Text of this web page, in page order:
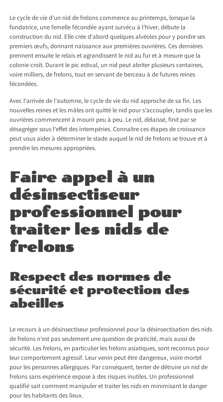
Le cycle de vie d’un nid de frelons commence au printemps, lorsque la
fondatrice, une femelle fécondée ayant survécu à l’hiver, débute la
construction du nid. Elle crée d’abord quelques alvéoles pour y pondre ses
premiers œufs, donnant naissance aux premières ouvrières. Ces dernières
prennent ensuite le relais et agrandissent le nid au fur et à mesure que la
colonie croît. Durant le pic estival, un nid peut abriter plusieurs centaines,
voire milliers, de frelons, tout en servant de berceau à de futures reines
fécondées.
Avec l’arrivée de l’automne, le cycle de vie du nid approche de sa fin. Les
nouvelles reines et les mâles ont quitté le nid pour s’accoupler, tandis que les
ouvrières commencent à mourir peu à peu. Le nid, délaissé, finit par se
désagréger sous l’effet des intempéries. Connaître ces étapes de croissance
peut vous aider à déterminer le stade auquel le nid de frelons se trouve et à
prendre les mesures appropriées.
Faire appel à un
désinsectiseur
professionnel pour
traiter les nids de
frelons
Respect des normes de
sécurité et protection des
abeilles
Le recours à un désinsectiseur professionnel pour la désinsectisation des nids
de frelons n’est pas seulement une question de praticité, mais aussi de
sécurité. Les frelons, en particulier les frelons asiatiques, sont reconnus pour
leur comportement agressif. Leur venin peut être dangereux, voire mortel
pour les personnes allergiques. Par conséquent, tenter de détruire un nid de
frelons sans expérience expose à des risques inutiles. Un professionnel
qualifié sait comment manipuler et traiter les nids en minimisant le danger
pour les habitants des lieux.